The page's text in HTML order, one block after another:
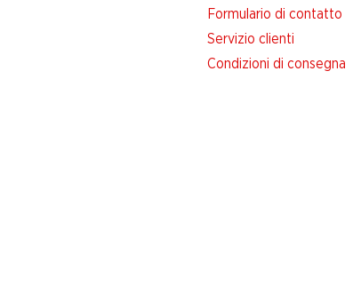
Formulario di contatto
Servizio clienti
Condizioni di consegna